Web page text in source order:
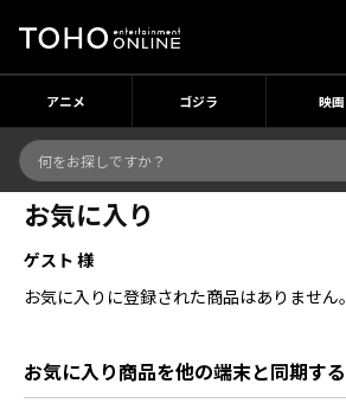
アニメ ゴジラ 映画
お気に入り
ゲスト 様
お気に入りに登録された商品はありません。
お気に入り商品を他の端末と同期する